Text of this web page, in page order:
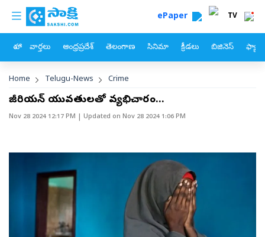
Skip to main content
custom menu ePaper TV
హోం వార్తలు ఆంధ్రప్రదేశ్ తెలంగాణ సినిమా క్రీడలు బిజినెస్
Breadcrumb
Home Telugu-News Crime
నైజీరియన్‌ యువతులతో వ్యభిచారం...
Nov 28 2024 12:17 PM | Updated on Nov 28 2024 1:06 PM